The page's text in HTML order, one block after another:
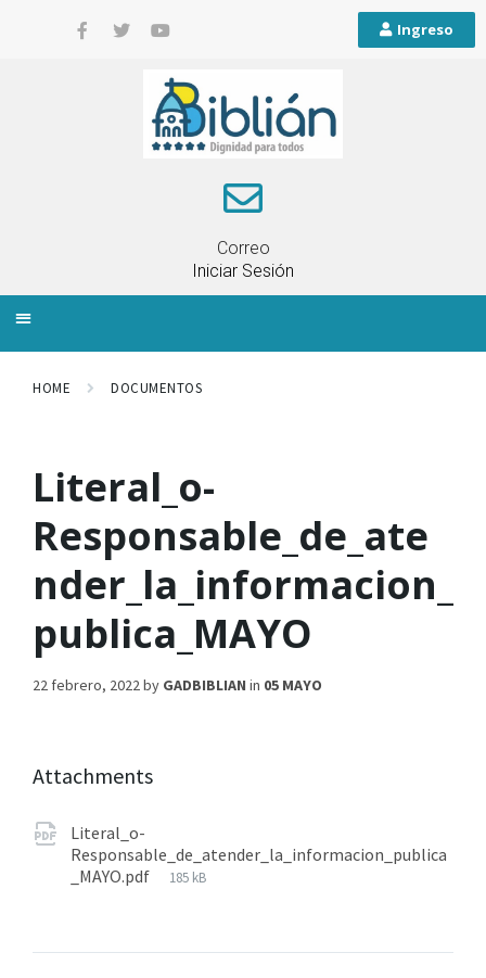
Ingreso
Correo
Iniciar Sesión
HOME DOCUMENTOS
Literal_o-
Responsable_de_ate
nder_la_informacion_
publica_MAYO
22 febrero, 2022by GADBIBLIAN in 05 MAYO
Attachments
Literal_o-
Responsable_de_atender_la_informacion_publica
_MAYO.pdf
185 kB